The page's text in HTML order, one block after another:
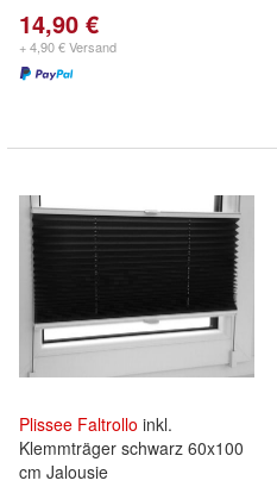
14,90 €
+ 4,90 € Versand
Plissee Faltrollo inkl.
Klemmträger schwarz 60x100
cm Jalousie